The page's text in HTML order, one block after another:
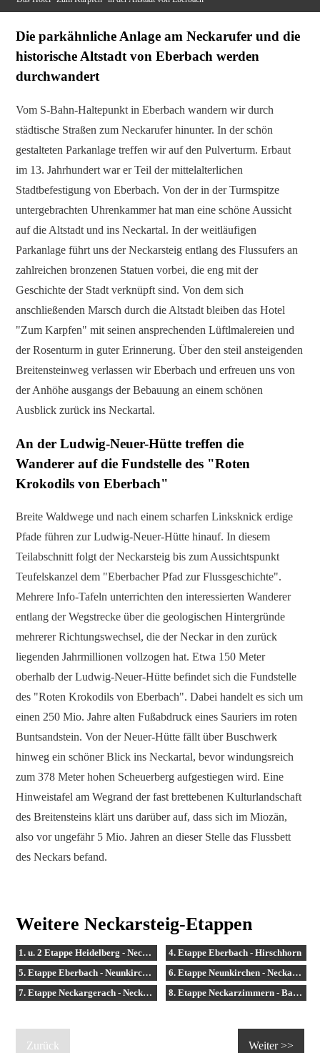
Die parkähnliche Anlage am Neckarufer und die
historische Altstadt von Eberbach werden
durchwandert
Vom S-Bahn-Haltepunkt in Eberbach wandern wir durch
städtische Straßen zum Neckarufer hinunter. In der schön
gestalteten Parkanlage treffen wir auf den Pulverturm. Erbaut
im 13. Jahrhundert war er Teil der mittelalterlichen
Stadtbefestigung von Eberbach. Von der in der Turmspitze
untergebrachten Uhrenkammer hat man eine schöne Aussicht
auf die Altstadt und ins Neckartal. In der weitläufigen
Parkanlage führt uns der Neckarsteig entlang des Flussufers an
zahlreichen bronzenen Statuen vorbei, die eng mit der
Geschichte der Stadt verknüpft sind. Von dem sich
anschließenden Marsch durch die Altstadt bleiben das Hotel
"Zum Karpfen" mit seinen ansprechenden Lüftlmalereien und
der Rosenturm in guter Erinnerung. Über den steil ansteigenden
Breitensteinweg verlassen wir Eberbach und erfreuen uns von
der Anhöhe ausgangs der Bebauung an einem schönen
Ausblick zurück ins Neckartal.
An der Ludwig-Neuer-Hütte treffen die
Wanderer auf die Fundstelle des "Roten
Krokodils von Eberbach"
Breite Waldwege und nach einem scharfen Linksknick erdige
Pfade führen zur Ludwig-Neuer-Hütte hinauf. In diesem
Teilabschnitt folgt der Neckarsteig bis zum Aussichtspunkt
Teufelskanzel dem "Eberbacher Pfad zur Flussgeschichte".
Mehrere Info-Tafeln unterrichten den interessierten Wanderer
entlang der Wegstrecke über die geologischen Hintergründe
mehrerer Richtungswechsel, die der Neckar in den zurück
liegenden Jahrmillionen vollzogen hat. Etwa 150 Meter
oberhalb der Ludwig-Neuer-Hütte befindet sich die Fundstelle
des "Roten Krokodils von Eberbach". Dabei handelt es sich um
einen 250 Mio. Jahre alten Fußabdruck eines Sauriers im roten
Buntsandstein. Von der Neuer-Hütte fällt über Buschwerk
hinweg ein schöner Blick ins Neckartal, bevor windungsreich
zum 378 Meter hohen Scheuerberg aufgestiegen wird. Eine
Hinweistafel am Wegrand der fast brettebenen Kulturlandschaft
des Breitensteins klärt uns darüber auf, dass sich im Miozän,
also vor ungefähr 5 Mio. Jahren an dieser Stelle das Flussbett
des Neckars befand.
Weitere Neckarsteig-Etappen
1. u. 2 Etappe Heidelberg - Neckarsteinach
4. Etappe Eberbach - Hirschhorn
5. Etappe Eberbach - Neunkirchen
6. Etappe Neunkirchen - Neckargerach
7. Etappe Neckargerach - Neckarzimmern
8. Etappe Neckarzimmern - Bad Wimpfen
Zurück Weiter >>